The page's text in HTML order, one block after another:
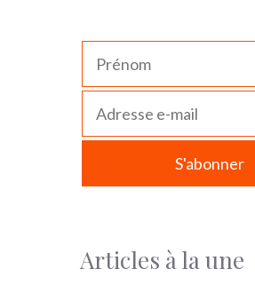
Articles à la une